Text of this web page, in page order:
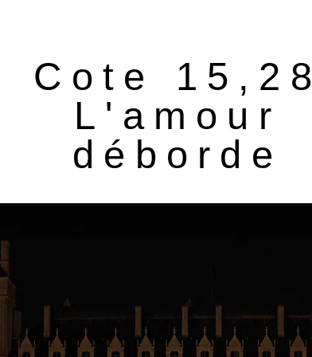
Cote 15,28
L'amour
déborde